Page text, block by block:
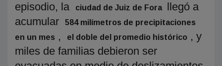
episodio, la
ciudad de Juiz de Fora
llegó a
acumular
584 milímetros de precipitaciones
en un mes , el doble del promedio histórico , y
miles de familias debieron ser